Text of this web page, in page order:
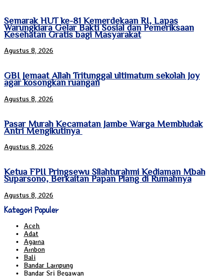
Semarak HUT ke-81 Kemerdekaan RI, Lapas
Warungkiara Gelar Bakti Sosial dan Pemeriksaan
Kesehatan Gratis bagi Masyarakat
Agustus 8, 2026
GBI Jemaat Allah Tritunggal ultimatum sekolah Joy
agar kosongkan ruangan
Agustus 8, 2026
Pasar Murah Kecamatan Jambe Warga Membludak
Antri Mengikutinya
Agustus 8, 2026
Ketua FPII Pringsewu Silahturahmi Kediaman Mbah
Suparsono, Berkaitan Papan Plang di Rumahnya
Agustus 8, 2026
Kategori Populer
Aceh
Adat
Agama
Ambon
Bali
Bandar Lampung
Bandar Sri Begawan